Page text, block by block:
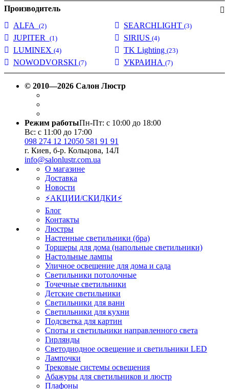
Производитель
ALFA
(2)
JUPITER (1)
LUMINEX (4)
NOWODVORSKI (7)
SEARCHLIGHT (3)
SIRIUS (4)
TK Lighting (23)
УКРАИНА (7)
© 2010—2026 Салон Люстр
Режим работыПн-Пт: с 10:00 до 18:00
Вс: с 11:00 до 17:00
098 274 12 12050 581 91 91
г. Киев, б-р. Кольцова, 14Л
info@salonlustr.com.ua
О магазине
Доставка
Новости
⚡АКЦИИ/СКИДКИ⚡
Блог
Контакты
Люстры
Настенные светильники (бра)
Торшеры для дома (напольные светильники)
Настольные лампы
Уличное освещение для дома и сада
Светильники потолочные
Точечные светильники
Детские светильники
Светильники для ванн
Светильники для кухни
Подсветка для картин
Споты и светильники направленного света
Гирлянды
Светодиодное освещение и светильники LED
Лампочки
Трековые системы освещения
Абажуры для светильников и люстр
Плафоны